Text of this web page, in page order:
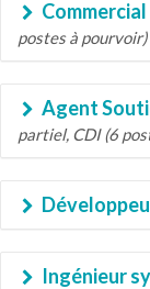
postes à pourvoir)
Agent
partiel, CDI (6
Ingénieur